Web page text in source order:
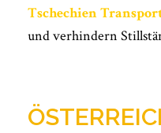
Tschechien
und verhindern